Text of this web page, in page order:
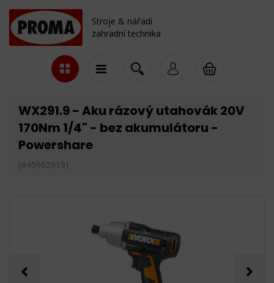
Stroje & nářadí
zahradní technika
WX291.9 - Aku rázový utahovák 20V
170Nm 1/4" - bez akumulátoru -
Powershare
(#45902919)